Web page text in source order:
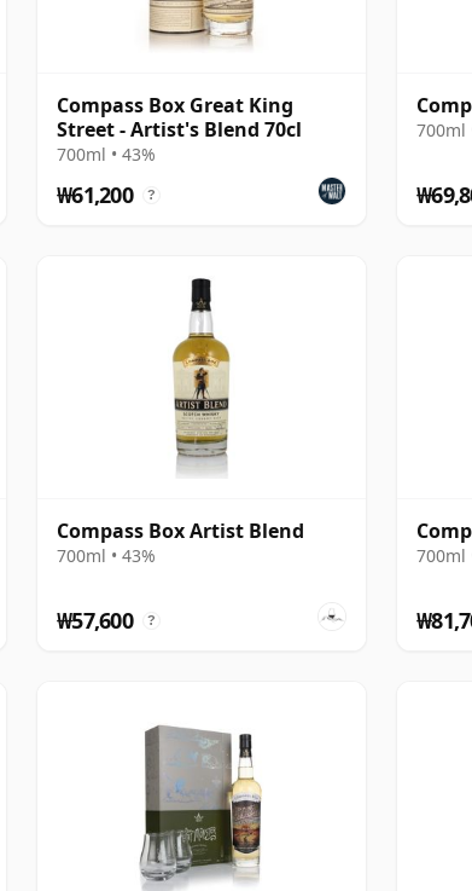
Compass Box Great King
Street - Artist's Blend 70cl
700ml • 43%
₩61,200 ?
700ml
Compass Box Artist Blend
700ml • 43%
₩57,600 ?
700ml